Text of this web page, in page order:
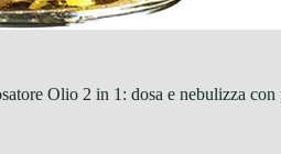
Olio 2 in 1: dosa e nebulizza con